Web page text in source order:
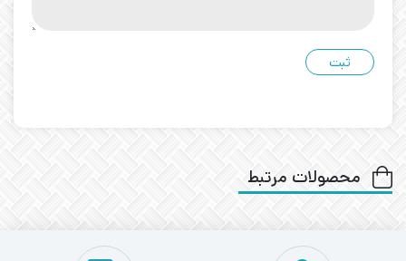
محصولات مرتبط